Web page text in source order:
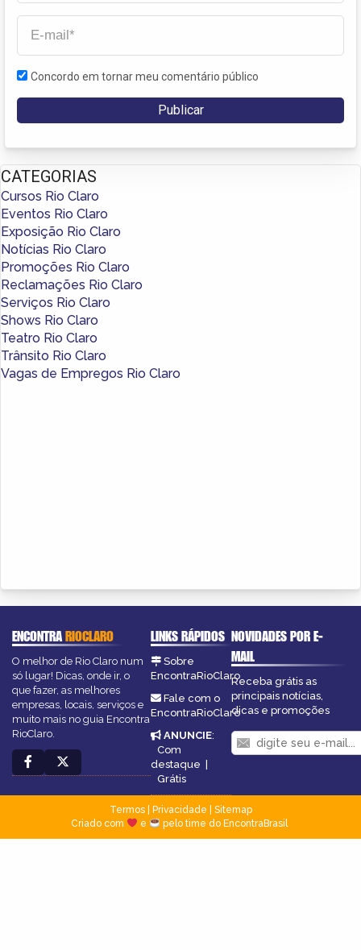
Concordo em tornar meu comentário público
CATEGORIAS
Cursos Rio Claro
Eventos Rio Claro
Exposição Rio Claro
Notícias Rio Claro
Promoções Rio Claro
Reclamações Rio Claro
Serviços Rio Claro
Shows Rio Claro
Teatro Rio Claro
Trânsito Rio Claro
Vagas de Empregos Rio Claro
ENCONTRARIOCLARO
O melhor de Rio Claro num
só lugar! Dicas, onde ir, o
que fazer, as melhores
empresas, locais, serviços e
muito mais no guia Encontra
RioClaro.
LINKS RÁPIDOS
Sobre
EncontraRioClaro
Fale com o
EncontraRioClaro
ANUNCIE:
Com
destaque
Grátis
NOVIDADES POR E-
MAIL
Receba grátis as
principais notícias,
dicas e promoções
Termos| Privacidade
Sitemap
Criado com
e pelo time do EncontraBrasil